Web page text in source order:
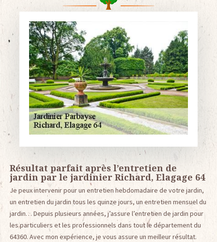
Résultat parfait après l’entretien de
jardin par le jardinier Richard, Elagage 64
Je peux intervenir pour un entretien hebdomadaire de votre jardin,
un entretien du jardin tous les quinze jours, un entretien mensuel du
jardin… Depuis plusieurs années, j’assure l’entretien de jardin pour
les particuliers et les professionnels dans tout le département du
64360. Avec mon expérience, je vous assure un meilleur résultat.